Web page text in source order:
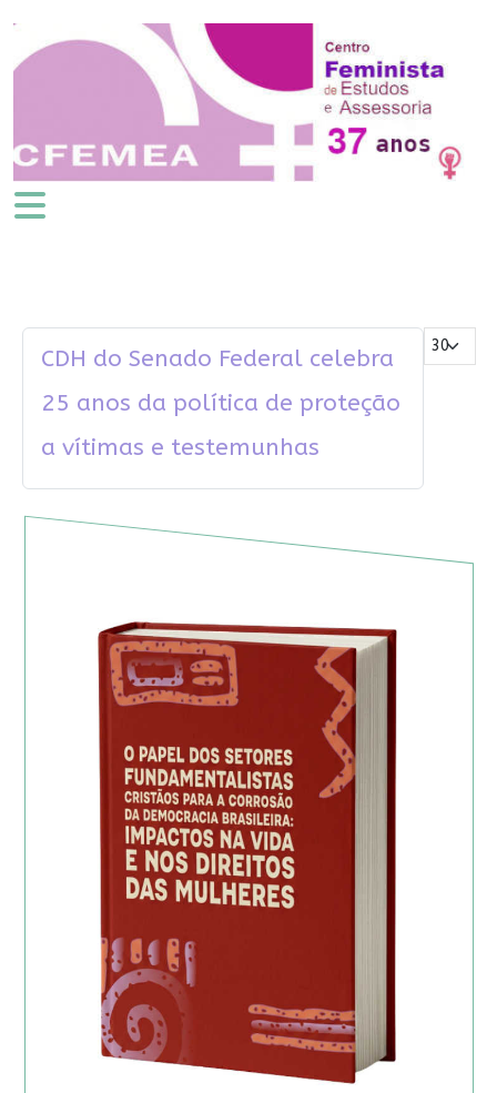
Mostrar #
CDH do Senado Federal celebra
25 anos da política de proteção
a vítimas e testemunhas